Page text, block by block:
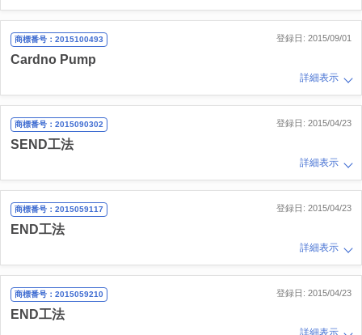
登録日: 2015/09/01
商標番号：2015100493
Cardno Pump
詳細表示
登録日: 2015/04/23
商標番号：2015090302
SEND工法
詳細表示
登録日: 2015/04/23
商標番号：2015059117
END工法
詳細表示
登録日: 2015/04/23
商標番号：2015059210
END工法
詳細表示